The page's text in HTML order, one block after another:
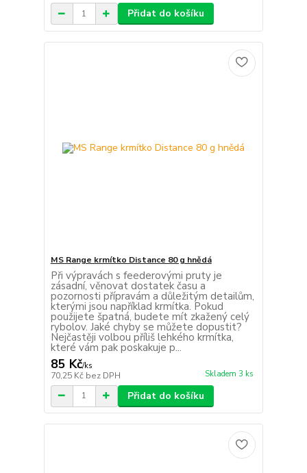
Přidat do košíku
MS Range krmítko Distance 80 g hnědá
Při výpravách s feederovými pruty je
zásadní, věnovat dostatek času a
pozornosti přípravám a důležitým detailům,
kterými jsou například krmítka. Pokud
použijete špatná, budete mít zkažený celý
rybolov. Jaké chyby se můžete dopustit?
Nejčastěji volbou příliš lehkého krmítka,
které vám pak poskakuje p...
85 Kč/ks
70,25 Kč bez DPH Skladem 3 ks
Přidat do košíku